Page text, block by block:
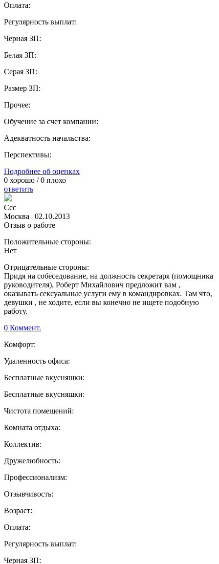
Оплата:
Регулярность выплат:
Черная ЗП:
Белая ЗП:
Серая ЗП:
Размер ЗП:
Прочее:
Обучение за счет компании:
Адекватность начальства:
Перспективы:
Подробнее об оценках
0 хорошо /0 плохо
ответить
Ссс
Москва | 02.10.2013
Отзыв о работе
Положительные стороны:
Нет
Отрицательные стороны:
Придя на собеседование, на должность секретаря (помощника
руководителя), Роберт Михайлович предложит вам ,
оказывать сексуальные услуги ему в командировках. Там что,
девушки , не ходите, если вы конечно не ищете подобную
работу.
0 Коммент.
Комфорт:
Удаленность офиса:
Бесплатные вкусняшки:
Бесплатные вкусняшки:
Чистота помещений:
Комната отдыха:
Коллектив:
Дружелюбность:
Профессионализм:
Отзывчивость:
Возраст:
Оплата:
Регулярность выплат:
Черная ЗП: